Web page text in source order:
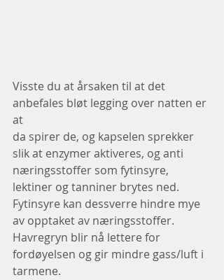
Visste du at årsaken til at det
anbefales bløt legging over natten er
at
da spirer de, og kapselen sprekker
slik at enzymer aktiveres, og anti
næringsstoffer som fytinsyre,
lektiner og tanniner brytes ned.
Fytinsyre kan dessverre hindre mye
av opptaket av næringsstoffer.
Havregryn blir nå lettere for
fordøyelsen og gir mindre gass/luft i
tarmene.